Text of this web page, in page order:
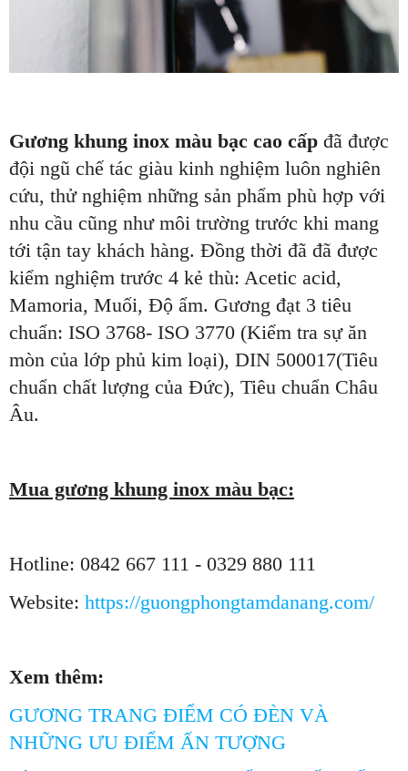
Gương khung inox màu bạc cao cấp đã được
đội ngũ chế tác giàu kinh nghiệm luôn nghiên
cứu, thử nghiệm những sản phẩm phù hợp với
nhu cầu cũng như môi trường trước khi mang
tới tận tay khách hàng. Đồng thời đã đã được
kiểm nghiệm trước 4 kẻ thù: Acetic acid,
Mamoria, Muối, Độ ẩm. Gương đạt 3 tiêu
chuẩn: ISO 3768- ISO 3770 (Kiểm tra sự ăn
mòn của lớp phủ kim loại), DIN 500017(Tiêu
chuẩn chất lượng của Đức), Tiêu chuẩn Châu
Âu.
Mua gương khung inox màu bạc:
Hotline: 0842 667 111 - 0329 880 111
Website: https://guongphongtamdanang.com/
Xem thêm:
GƯƠNG TRANG ĐIỂM CÓ ĐÈN VÀ
NHỮNG ƯU ĐIỂM ẤN TƯỢNG